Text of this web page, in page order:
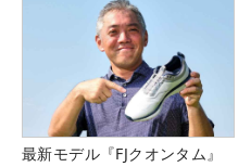
最新モデル『FJクオンタム』